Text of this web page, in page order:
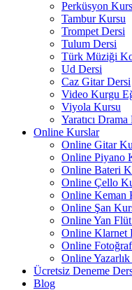
Perküsyon
Tambur Kursu
Trompet Dersi
Tulum Dersi
Türk Müziği
Ud Dersi
Caz Gitar Dersi
Video Kurgu
Viyola Kursu
Yaratıcı Drama
Online Kurslar
Online Gitar
Online Piyano
Online Bateri
Online Çello
Online Keman
Online Şan
Online Yan
Online Klarnet
Online
Online
Ücretsiz Deneme
Blog